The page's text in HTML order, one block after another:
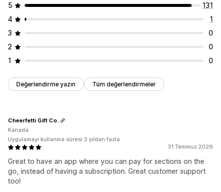
5
131
4
1
3
0
2
0
1
0
Değerlendirme yazın Tüm değerlendirmeler
31 Temmuz 2026
Great to have an app where you can pay for sections on the
go, instead of having a subscription. Great customer support
too!
Cheerfetti Gift Co.
Kanada
Uygulamayı kullanma süresi:3 yıldan fazla